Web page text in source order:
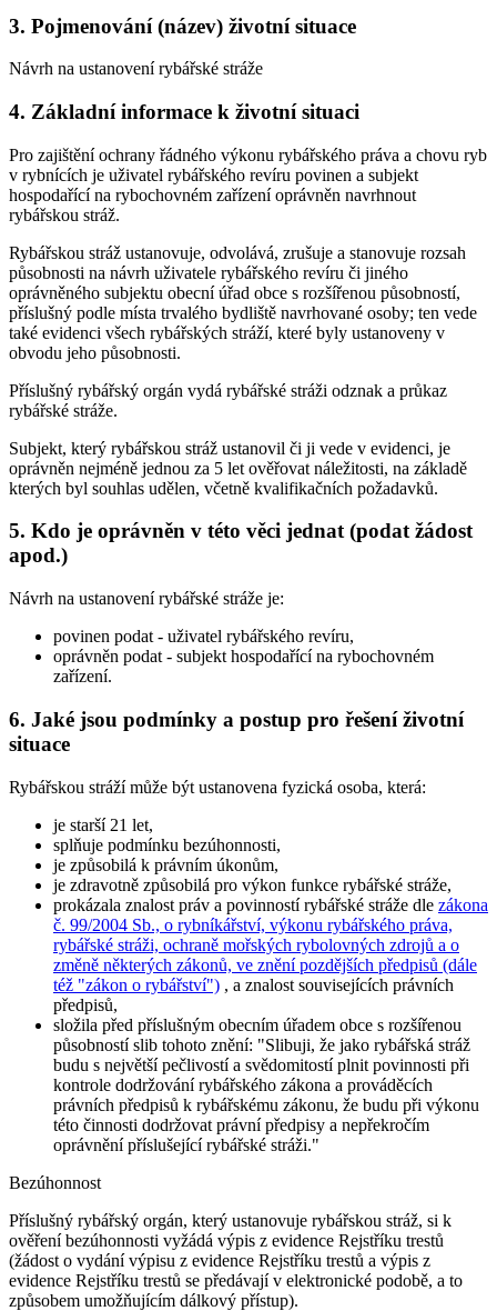
3. Pojmenování (název) životní situace
Návrh na ustanovení rybářské stráže
4. Základní informace k životní situaci
Pro zajištění ochrany řádného výkonu rybářského práva a chovu ryb
v rybnících je uživatel rybářského revíru povinen a subjekt
hospodařící na rybochovném zařízení oprávněn navrhnout
rybářskou stráž.
Rybářskou stráž ustanovuje, odvolává, zrušuje a stanovuje rozsah
působnosti na návrh uživatele rybářského revíru či jiného
oprávněného subjektu obecní úřad obce s rozšířenou působností,
příslušný podle místa trvalého bydliště navrhované osoby; ten vede
také evidenci všech rybářských stráží, které byly ustanoveny v
obvodu jeho působnosti.
Příslušný rybářský orgán vydá rybářské stráži odznak a průkaz
rybářské stráže.
Subjekt, který rybářskou stráž ustanovil či ji vede v evidenci, je
oprávněn nejméně jednou za 5 let ověřovat náležitosti, na základě
kterých byl souhlas udělen, včetně kvalifikačních požadavků.
5. Kdo je oprávněn v této věci jednat (podat žádost
apod.)
Návrh na ustanovení rybářské stráže je:
povinen podat - uživatel rybářského revíru,
oprávněn podat - subjekt hospodařící na rybochovném
zařízení.
6. Jaké jsou podmínky a postup pro řešení životní
situace
Rybářskou stráží může být ustanovena fyzická osoba, která:
je starší 21 let,
splňuje podmínku bezúhonnosti,
je způsobilá k právním úkonům,
je zdravotně způsobilá pro výkon funkce rybářské stráže,
prokázala znalost práv a povinností rybářské stráže dle zákona
č. 99/2004 Sb., o rybníkářství, výkonu rybářského práva,
rybářské stráži, ochraně mořských rybolovných zdrojů a o
změně některých zákonů, ve znění pozdějších předpisů (dále
též "zákon o rybářství") , a znalost souvisejících právních
předpisů,
složila před příslušným obecním úřadem obce s rozšířenou
působností slib tohoto znění: "Slibuji, že jako rybářská stráž
budu s největší pečlivostí a svědomitostí plnit povinnosti při
kontrole dodržování rybářského zákona a prováděcích
právních předpisů k rybářskému zákonu, že budu při výkonu
této činnosti dodržovat právní předpisy a nepřekročím
oprávnění příslušející rybářské stráži."
Bezúhonnost
Příslušný rybářský orgán, který ustanovuje rybářskou stráž, si k
ověření bezúhonnosti vyžádá výpis z evidence Rejstříku trestů
(žádost o vydání výpisu z evidence Rejstříku trestů a výpis z
evidence Rejstříku trestů se předávají v elektronické podobě, a to
způsobem umožňujícím dálkový přístup).